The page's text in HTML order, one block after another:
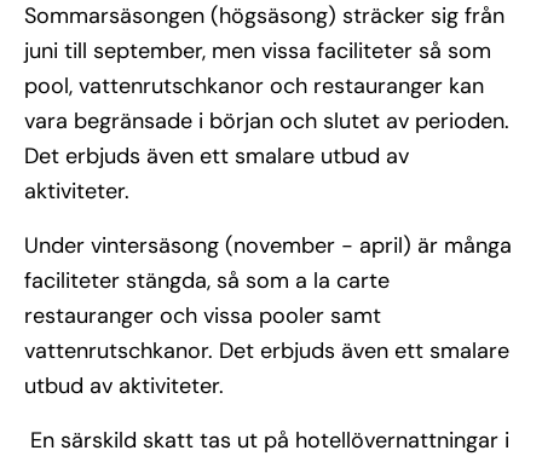
Sommarsäsongen (högsäsong) sträcker sig från
juni till september, men vissa faciliteter så som
pool, vattenrutschkanor och restauranger kan
vara begränsade i början och slutet av perioden.
Det erbjuds även ett smalare utbud av
aktiviteter.
Under vintersäsong (november - april) är många
faciliteter stängda, så som a la carte
restauranger och vissa pooler samt
vattenrutschkanor. Det erbjuds även ett smalare
utbud av aktiviteter.
En särskild skatt tas ut på hotellövernattningar i